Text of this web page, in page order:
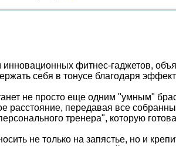
фитнес-гаджетов,
себя в тонусе благодаря
не просто еще одним "умным"
расстояние, передавая все
тренера", которую
не только на запястье, но и